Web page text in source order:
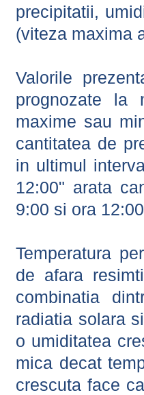
precipitatii,
(viteza maxima
Valorile
prognozate la
maxime sau
cantitatea de
in ultimul
12:00" arata
9:00 si ora
Temperatura
de afara
combinatia
radiatia solara
o umiditatea
mica decat
crescuta face